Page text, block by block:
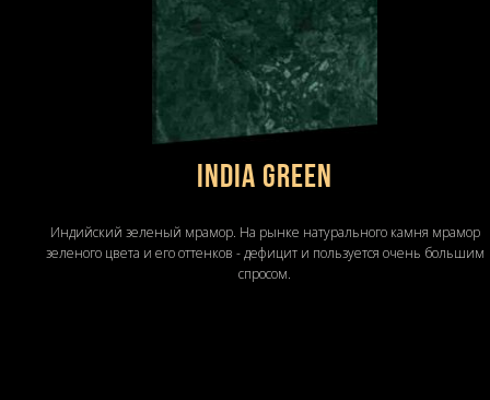
INDIA GREEN
Индийский зеленый мрамор. На рынке натурального камня мрамор
зеленого цвета и его оттенков - дефицит и пользуется очень большим
спросом.